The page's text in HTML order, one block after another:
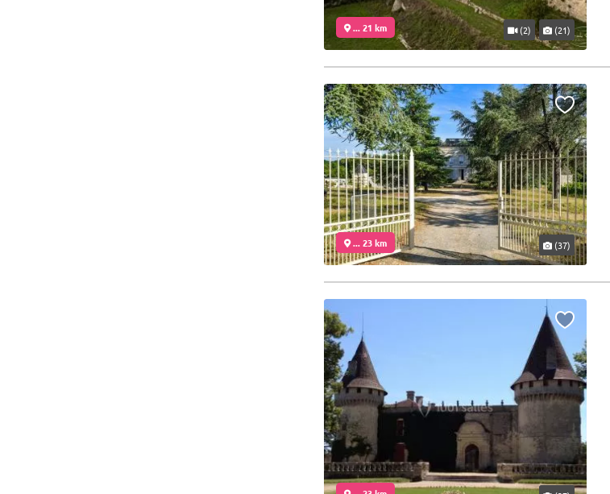
... 21 km (2) (21)
... 23 km (37)